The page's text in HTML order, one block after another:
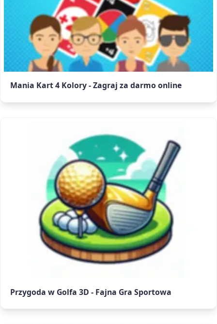
Mania Kart 4 Kolory - Zagraj za darmo online
Przygoda w Golfa 3D - Fajna Gra Sportowa